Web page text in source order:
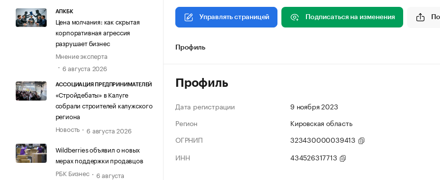
АПКБК
Цена молчания: как скрытая
корпоративная агрессия
разрушает бизнес
Мнение эксперта
6 августа 2026
АССОЦИАЦИЯ ПРЕДПРИНИМАТЕЛЕЙ
«Стройдебаты» в Калуге
собрали строителей калужского
региона
Новость
6 августа 2026
Wildberries объявил о новых
мерах поддержки продавцов
РБК Бизнес
6 августа
Управлять страницей Подписаться на изменения
Профиль
Профиль
Дата регистрации
9 ноября 2023
Регион
Кировская область
ОГРНИП
323430000039413
ИНН
434526317713